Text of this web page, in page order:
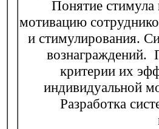
Понятие
мотивацию
и стимулирования.
вознаграждений.
критерии их
индивидуальной
Разработка